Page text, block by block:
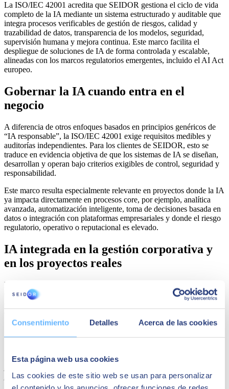
Consentimiento Detalles Acerca de las cookies
Esta página web usa cookies
Las cookies de este sitio web se usan para personalizar
La ISO/IEC 42001 acredita que SEIDOR gestiona el ciclo de vida
completo de la IA mediante un sistema estructurado y auditable que
integra procesos verificables de gestión de riesgos, calidad y
trazabilidad de datos, transparencia de los modelos, seguridad,
supervisión humana y mejora continua. Este marco facilita el
despliegue de soluciones de IA de forma controlada y escalable,
alineadas con los marcos regulatorios emergentes, incluido el AI Act
europeo.
Gobernar la IA cuando entra en el
negocio
A diferencia de otros enfoques basados en principios genéricos de
“IA responsable”, la ISO/IEC 42001 exige requisitos medibles y
auditorías independientes. Para los clientes de SEIDOR, esto se
traduce en evidencia objetiva de que los sistemas de IA se diseñan,
desarrollan y operan bajo criterios exigibles de control, seguridad y
responsabilidad.
Este marco resulta especialmente relevante en proyectos donde la IA
ya impacta directamente en procesos core, por ejemplo, analítica
avanzada, automatización inteligente, toma de decisiones basada en
datos o integración con plataformas empresariales y donde el riesgo
regulatorio, operativo o reputacional es elevado.
IA integrada en la gestión corporativa y
en los proyectos reales
La certificación actúa como marco operativo de la Política de
Gestión de la Inteligencia Artificial de SEIDOR, integrando roles
claros, métricas, análisis de riesgos y revisiones periódicas por parte
“el mayor riesgo hoy no es utilizar inteligencia artificial, sino
humana ”. Pereira ha añadido que “la ISO/IEC 42001 nos habilita
proyectos de cliente, ayudándoles a pasar de la experimentación a
una adopción industrial de la IA, con garantías técnicas,